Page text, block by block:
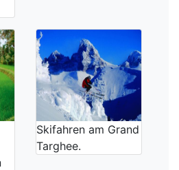
Skifahren am Grand
Targhee.